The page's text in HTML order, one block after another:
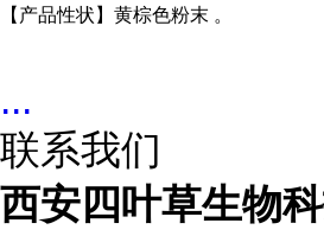
【产品性状】黄棕色粉末 。
...
联系我们
西安四叶草生物